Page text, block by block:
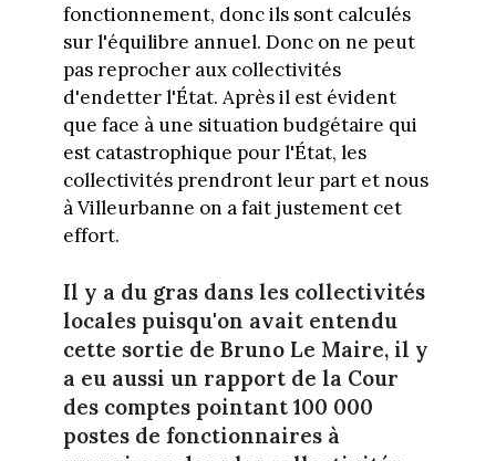
fonctionnement, donc ils sont calculés
sur l'équilibre annuel. Donc on ne peut
pas reprocher aux collectivités
d'endetter l'État. Après il est évident
que face à une situation budgétaire qui
est catastrophique pour l'État, les
collectivités prendront leur part et nous
à Villeurbanne on a fait justement cet
effort.
Il y a du gras dans les collectivités
locales puisqu'on avait entendu
cette sortie de Bruno Le Maire, il y
a eu aussi un rapport de la Cour
des comptes pointant 100 000
postes de fonctionnaires à